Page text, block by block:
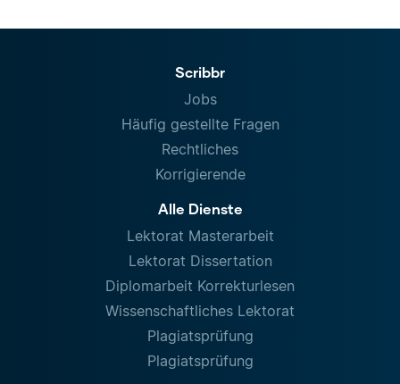
Scribbr
Jobs
Häufig gestellte Fragen
Rechtliches
Korrigierende
Alle Dienste
Lektorat Masterarbeit
Lektorat Dissertation
Diplomarbeit Korrekturlesen
Wissenschaftliches Lektorat
Plagiatsprüfung
Plagiatsprüfung